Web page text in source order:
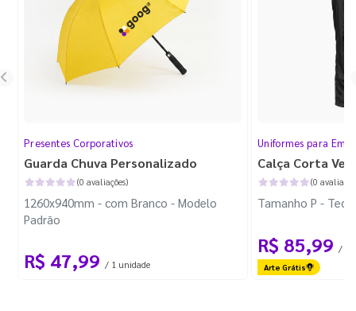
Presentes Corporativos
Guarda Chuva Personalizado
(0 avaliações)
1260x940mm - com Branco - Modelo
Padrão
R$ 47,99 / 1 unidade
Uniformes para
Calça Corta
(0
Tamanho P -
R$ 85,99 / 1
Arte Grátis